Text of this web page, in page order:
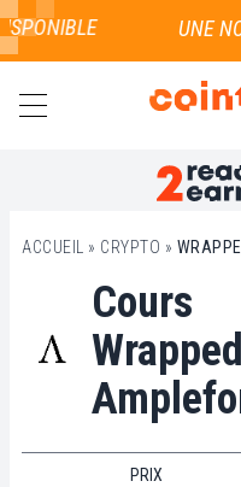
ACCUEIL » CRYPTO »
Cours
Wrapped
PRIX